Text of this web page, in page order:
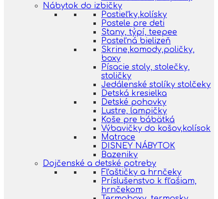
Nábytok do izbičky
Postieľky,kolísky
Postele pre deti
Stany, týpí, teepee
Posteľná bielizeň
Skrine,komody,poličky,
boxy
Písacie stoly, stolečky,
stoličky
Jedálenské stolíky stolčeky
Detská kresielka
Detské pohovky
Lustre, lampičky
Koše pre bábätká
Výbavičky do košov,kolísok
Matrace
DISNEY NÁBYTOK
Bazeniky
Dojčenské a detské potreby
Fľaštičky a hrnčeky
Príslušenstvo k fľašiam,
hrnčekom